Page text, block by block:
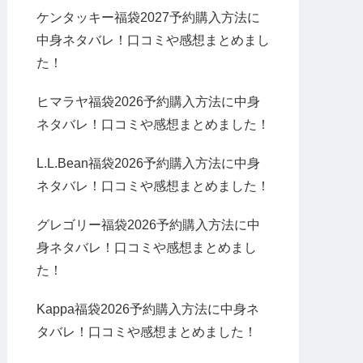
ケンタッキー福袋2027予約購入方法に
中身ネタバレ！口コミや感想まとめまし
た！
ヒマラヤ福袋2026予約購入方法に中身
ネタバレ！口コミや感想まとめました！
L.L.Bean福袋2026予約購入方法に中身
ネタバレ！口コミや感想まとめました！
グレゴリー福袋2026予約購入方法に中
身ネタバレ！口コミや感想まとめまし
た！
Kappa福袋2026予約購入方法に中身ネ
タバレ！口コミや感想まとめました！